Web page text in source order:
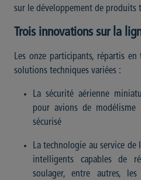
sur le développement de produits
Trois innovations sur la
Les onze participants, répartis
solutions techniques variées :
La sécurité aérienne
pour avions de
sécurisé
La technologie au service de
intelligents capables de
soulager, entre autres,